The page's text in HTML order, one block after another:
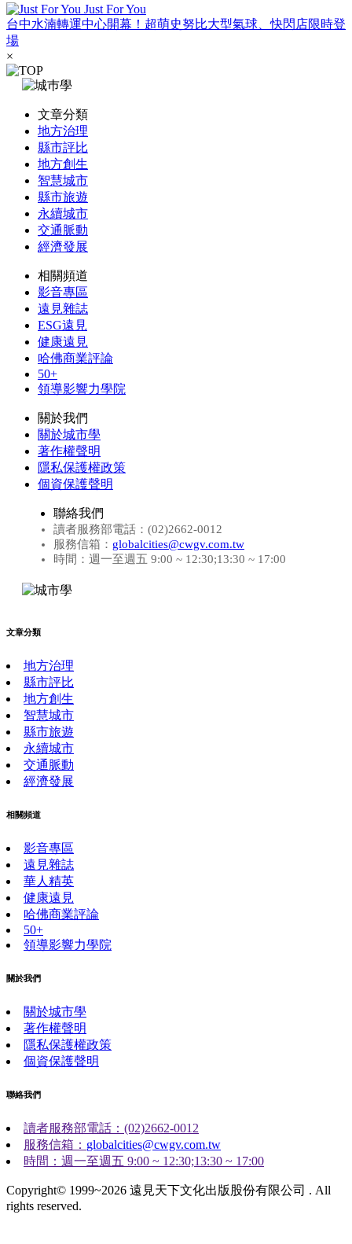
Just For You
台中水湳轉運中心開幕！超萌史努比大型氣球、快閃店限時登
場
×
文章分類
地方治理
縣市評比
地方創生
智慧城市
縣市旅遊
永續城市
交通脈動
經濟發展
相關頻道
影音專區
遠見雜誌
ESG遠見
健康遠見
哈佛商業評論
50+
領導影響力學院
關於我們
關於城市學
著作權聲明
隱私保護權政策
個資保護聲明
聯絡我們
讀者服務部電話：(02)2662-0012
服務信箱： globalcities@cwgv.com.tw
時間：週一至週五 9:00 ~ 12:30;13:30 ~ 17:00
文章分類
地方治理
縣市評比
地方創生
智慧城市
縣市旅遊
永續城市
交通脈動
經濟發展
相關頻道
影音專區
遠見雜誌
華人精英
健康遠見
哈佛商業評論
50+
領導影響力學院
關於我們
關於城市學
著作權聲明
隱私保護權政策
個資保護聲明
聯絡我們
讀者服務部電話：(02)2662-0012
服務信箱： globalcities@cwgv.com.tw
時間：週一至週五 9:00 ~ 12:30;13:30 ~ 17:00
Copyright© 1999~2026 遠見天下文化出版股份有限公司 . All
rights reserved.